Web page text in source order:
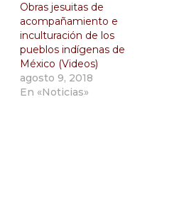
Obras jesuitas de
acompañamiento e
inculturación de los
pueblos indígenas de
México (Videos)
agosto 9, 2018
En «Noticias»